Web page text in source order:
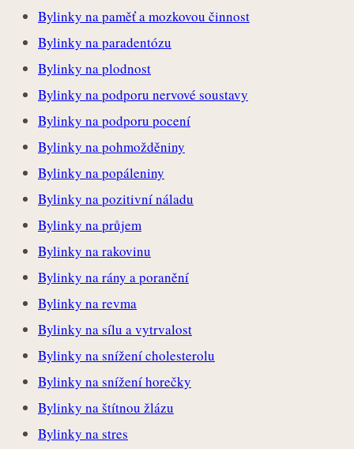
Bylinky na paměť a mozkovou činnost
Bylinky na paradentózu
Bylinky na plodnost
Bylinky na podporu nervové soustavy
Bylinky na podporu pocení
Bylinky na pohmožděniny
Bylinky na popáleniny
Bylinky na pozitivní náladu
Bylinky na průjem
Bylinky na rakovinu
Bylinky na rány a poranění
Bylinky na revma
Bylinky na sílu a vytrvalost
Bylinky na snížení cholesterolu
Bylinky na snížení horečky
Bylinky na štítnou žlázu
Bylinky na stres